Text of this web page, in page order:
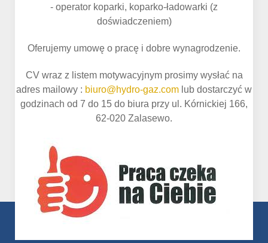
- operator koparki, koparko-ładowarki (z
doświadczeniem)
Oferujemy umowę o pracę i dobre wynagrodzenie.
CV wraz z listem motywacyjnym prosimy wysłać na
adres mailowy : biuro@hydro-gaz.com lub dostarczyć w
godzinach od 7 do 15 do biura przy ul. Kórnickiej 166,
62-020 Zalasewo.